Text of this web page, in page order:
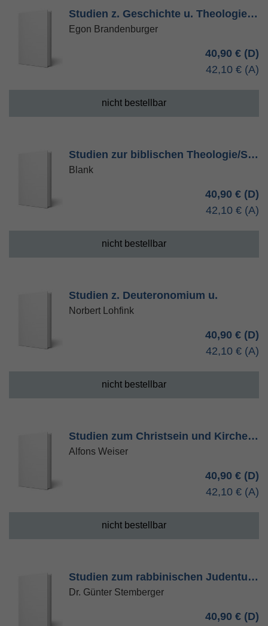
Studien z. Geschichte u. Theologie…
Egon Brandenburger
40,90 €
42,10 €
nicht bestellbar
Studien zur biblischen Theologie/S…
Blank
40,90 €
42,10 €
nicht bestellbar
Studien z. Deuteronomium u.
Norbert Lohfink
40,90 €
42,10 €
nicht bestellbar
Studien zum Christsein und Kirche…
Alfons Weiser
40,90 €
42,10 €
nicht bestellbar
Studien zum rabbinischen Judentu…
Dr. Günter Stemberger
40,90 €